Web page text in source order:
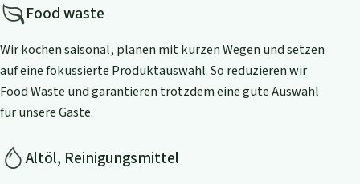
Food waste
Wir kochen saisonal, planen mit kurzen Wegen und setzen
auf eine fokussierte Produktauswahl. So reduzieren wir
Food Waste und garantieren trotzdem eine gute Auswahl
für unsere Gäste.
Altöl, Reinigungsmittel